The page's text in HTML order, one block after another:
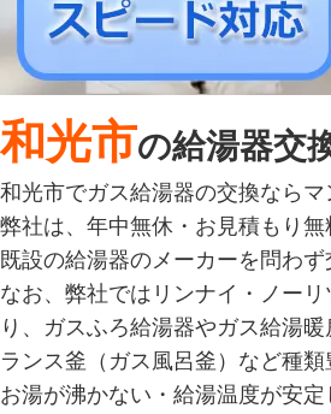
和光市の給湯器交
和光市でガス給湯器の交換なら
弊社は、年中無休・お見積もり
既設の給湯器のメーカーを問わ
なお、弊社ではリンナイ・ノー
り、ガスふろ給湯器やガス給湯
ランス釜（ガス風呂釜）など種
お湯が沸かない・給湯温度が安